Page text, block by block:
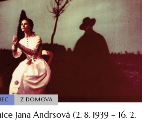
Z DOMOVA
Jana Andrsová (2. 8. 1939 – 16. 2.